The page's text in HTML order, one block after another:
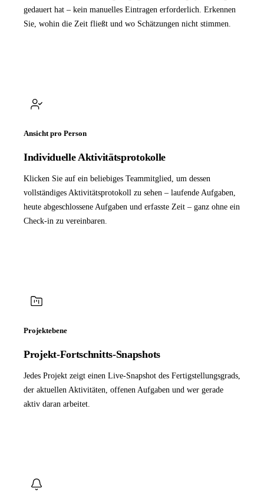
gedauert hat – kein manuelles Eintragen erforderlich. Erkennen
Sie, wohin die Zeit fließt und wo Schätzungen nicht stimmen.
Ansicht pro Person
Individuelle Aktivitätsprotokolle
Klicken Sie auf ein beliebiges Teammitglied, um dessen
vollständiges Aktivitätsprotokoll zu sehen – laufende Aufgaben,
heute abgeschlossene Aufgaben und erfasste Zeit – ganz ohne ein
Check-in zu vereinbaren.
Projektebene
Projekt-Fortschnitts-Snapshots
Jedes Projekt zeigt einen Live-Snapshot des Fertigstellungsgrads,
der aktuellen Aktivitäten, offenen Aufgaben und wer gerade
aktiv daran arbeitet.